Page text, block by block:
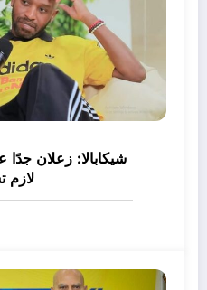
شيكابالا: زعلان جدًا